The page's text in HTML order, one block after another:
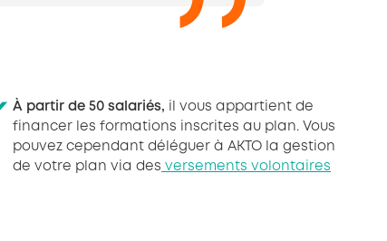
À partir de 50 salariés, il vous appartient de
financer les formations inscrites au plan. Vous
pouvez cependant déléguer à AKTO la gestion
de votre plan via des versements volontaires